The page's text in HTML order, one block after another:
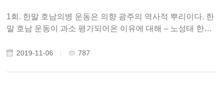
1회. 한말 호남의병 운동은 의향 광주의 역사적 뿌리이다. 한
말 호남 운동이 과소 평가되어온 이유에 대해 – 노성태 한말
2019.9.30.(월) 오후6시~8시 장소 : 오월의 숲 참여 : 교사와
2019-11-06 787